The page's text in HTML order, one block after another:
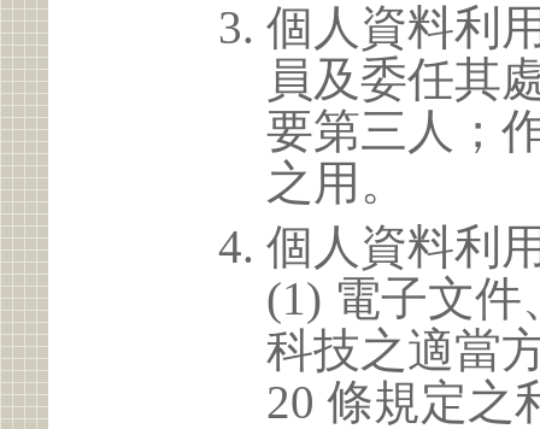
個人資料利
員及委任其
要第三人；
之用。
個人資料利
(1) 電子文
科技之適當
20 條規定之